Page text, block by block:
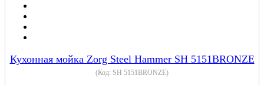
Кухонная мойка Zorg Steel Hammer SH 5151BRONZE
(Код: SH 5151BRONZE)